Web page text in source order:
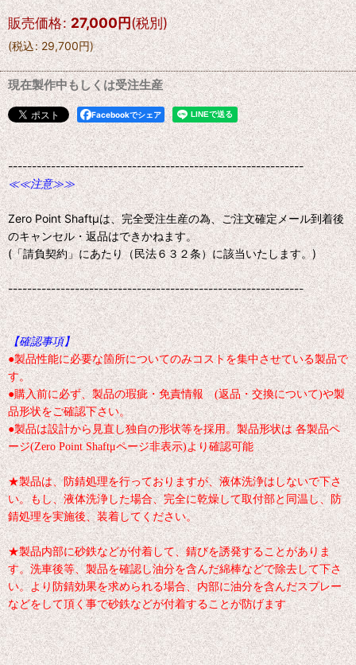
販売価格: 27,000円(税別)
(税込: 29,700円)
現在製作中もしくは受注生産
Facebookでシェア
--------------------------------------------------------------
≪≪注意≫≫
Zero Point Shaftμは、完全受注生産の為、ご注文確定メール到着後
のキャンセル・返品はできかねます。
(「請負契約」にあたり（民法６３２条）に該当いたします。)
--------------------------------------------------------------
【確認事項】
●製品性能に必要な箇所についてのみコストを集中させている製品で
す。
●購入前に必ず、製品の瑕疵・免責情報 (返品・交換について)や製
品形状をご確認下さい。
●製品は設計から見直し独自の形状等を採用。製品形状は 各製品ペ
ージ(Zero Point Shaftμページ非表示)より確認可能
★製品は、防錆処理を行っておりますが、液体洗浄はしないで下さ
い。もし、液体洗浄した場合、完全に乾燥して取付部と同温し、防
錆処理を実施後、装着してください。
★製品内部に砂鉄などが付着して、錆びを誘発することがありま
す。洗車後等、製品を確認し油分を含んだ綿棒などで除去して下さ
い。より防錆効果を求められる場合、内部に油分を含んだスプレー
などをして頂く事で砂鉄などが付着することが防げます